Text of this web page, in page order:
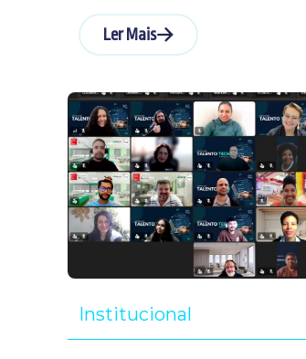
Ler Mais
Institucional